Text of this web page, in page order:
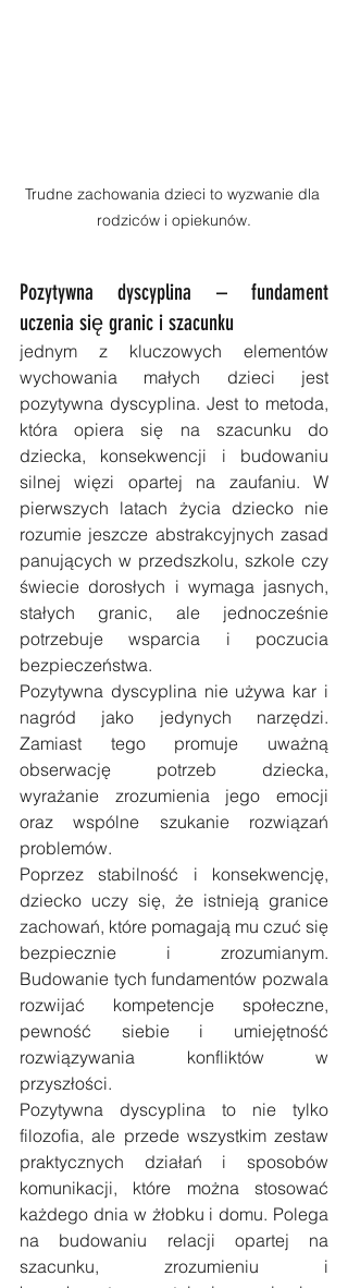
Trudne zachowania dzieci to wyzwanie dla
rodziców i opiekunów.
Pozytywna dyscyplina – fundament
uczenia się granic i szacunku
jednym z kluczowych elementów
wychowania małych dzieci jest
pozytywna dyscyplina. Jest to metoda,
która opiera się na szacunku do
dziecka, konsekwencji i budowaniu
silnej więzi opartej na zaufaniu. W
pierwszych latach życia dziecko nie
rozumie jeszcze abstrakcyjnych zasad
panujących w przedszkolu, szkole czy
świecie dorosłych i wymaga jasnych,
stałych granic, ale jednocześnie
potrzebuje wsparcia i poczucia
bezpieczeństwa.
Pozytywna dyscyplina nie używa kar i
nagród jako jedynych narzędzi.
Zamiast tego promuje uważną
obserwację potrzeb dziecka,
wyrażanie zrozumienia jego emocji
oraz wspólne szukanie rozwiązań
problemów.
Poprzez stabilność i konsekwencję,
dziecko uczy się, że istnieją granice
zachowań, które pomagają mu czuć się
bezpiecznie i zrozumianym.
Budowanie tych fundamentów pozwala
rozwijać kompetencje społeczne,
pewność siebie i umiejętność
rozwiązywania konfliktów w
przyszłości.
Pozytywna dyscyplina to nie tylko
filozofia, ale przede wszystkim zestaw
praktycznych działań i sposobów
komunikacji, które można stosować
każdego dnia w żłobku i domu. Polega
na budowaniu relacji opartej na
szacunku, zrozumieniu i